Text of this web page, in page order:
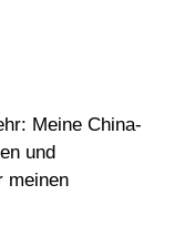
Meine China-
und
meinen